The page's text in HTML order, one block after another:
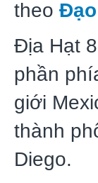
theo
Địa Hạt
phần
giới
thành
Diego.